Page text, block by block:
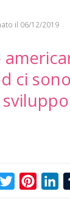
il 06/12/2019
ci
Twitter